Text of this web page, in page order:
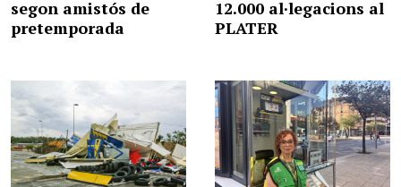
segon amistós de
pretemporada
12.000 al·legacions al
PLATER